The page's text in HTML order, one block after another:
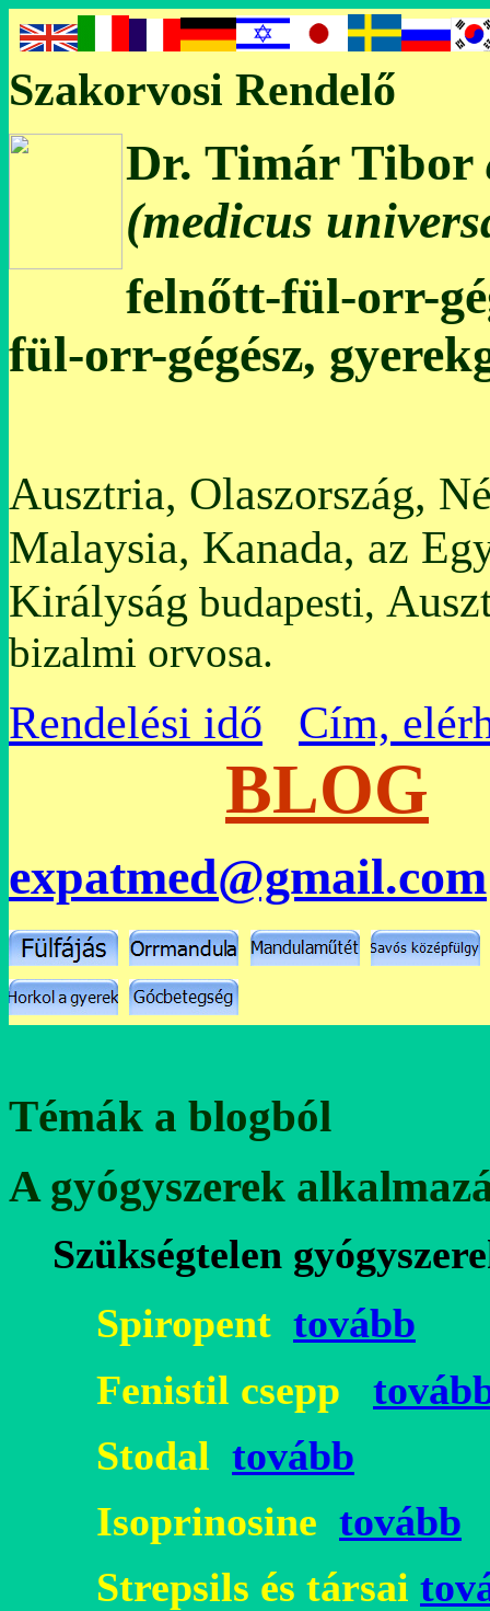
Szakorvosi Rendelő
Dr. Timár Tibor
(medicus
felnőtt-fül-orr-
fül-orr-gégész,
Ausztria, Olaszország,
Malaysia, Kanada, az
Királyság budapesti,
bizalmi orvosa.
Rendelési idő Cím,
BLOG
expatmed@gmail.com
Témák a blogból
A gyógyszerek
Szükségtelen
Spiropent tovább
Fenistil csepp
Stodal tovább
Isoprinosine tovább
Strepsils és társai